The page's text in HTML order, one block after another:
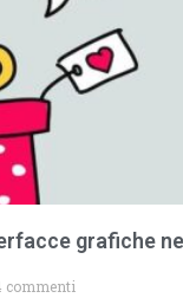
grafiche
commenti